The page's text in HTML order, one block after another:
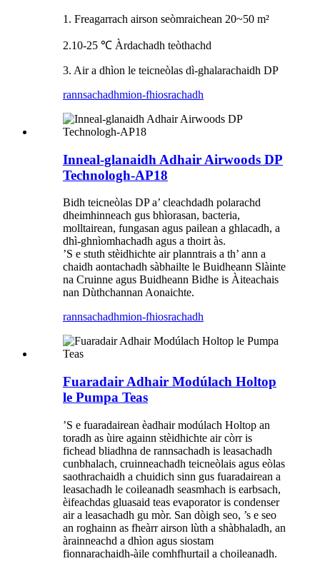
1. Freagarrach airson seòmraichean 20~50 m²
2.10-25 ℃ Àrdachadh teòthachd
3. Air a dhìon le teicneòlas dì-ghalarachaidh DP
rannsachadhmion-fhiosrachadh
Inneal-glanaidh Adhair Airwoods DP
Technologh-AP18
Bidh teicneòlas DP a’ cleachdadh polarachd
dheimhinneach gus bhìorasan, bacteria,
molltairean, fungasan agus pailean a ghlacadh, a
dhì-ghnìomhachadh agus a thoirt às.
’S e stuth stèidhichte air planntrais a th’ ann a
chaidh aontachadh sàbhailte le Buidheann Slàinte
na Cruinne agus Buidheann Bidhe is Àiteachais
nan Dùthchannan Aonaichte.
rannsachadhmion-fhiosrachadh
Fuaradair Adhair Modúlach Holtop
le Pumpa Teas
’S e fuaradairean èadhair modúlach Holtop an
toradh as ùire againn stèidhichte air còrr is
fichead bliadhna de rannsachadh is leasachadh
cunbhalach, cruinneachadh teicneòlais agus eòlas
saothrachaidh a chuidich sinn gus fuaradairean a
leasachadh le coileanadh seasmhach is earbsach,
èifeachdas gluasaid teas evaporator is condenser
air a leasachadh gu mòr. San dòigh seo, ’s e seo
an roghainn as fheàrr airson lùth a shàbhaladh, an
àrainneachd a dhìon agus siostam
fionnarachaidh-àile comhfhurtail a choileanadh.